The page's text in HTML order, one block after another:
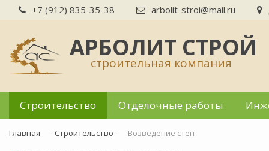
+7 (912) 835-35-38 arbolit-stroi@mail.ru
АРБОЛИТ СТРОЙ
строительная компания
Строительство Отделочные работы
Главная — Строительство — Возведение стен